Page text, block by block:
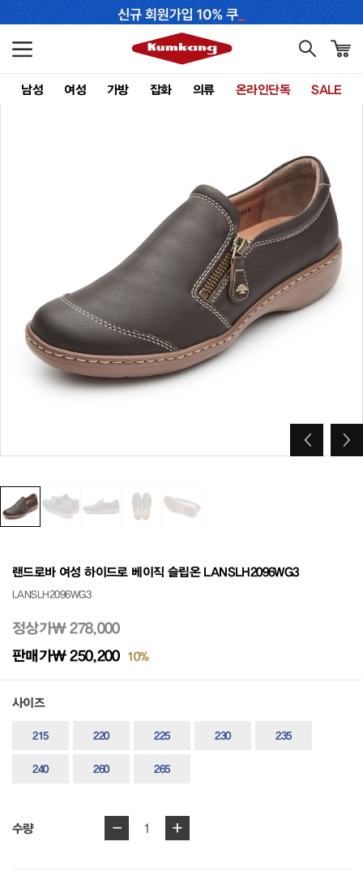
남성 여성 가방 잡화 의류 온라인단독 SALE
랜드로바 여성 하이드로 베이직 슬립온 LANSLH2096WG3
LANSLH2096WG3
정상가₩ 278,000
판매가₩ 250,200 10%
사이즈
215 220 225 230 235
240 260 265
수량 - 1 +